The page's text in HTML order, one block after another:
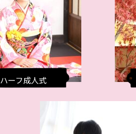
ハーフ成人式